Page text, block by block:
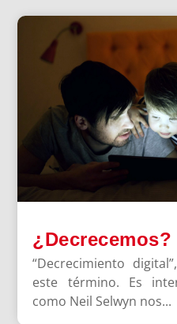
¿Decrecemos?
“Decrecimiento
este término. Es
como Neil Selwyn nos...